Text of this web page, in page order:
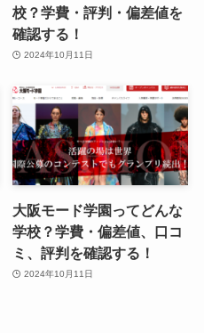
校？学費・評判・偏差値を
確認する！
2024年10月11日
大阪モード学園ってどんな
学校？学費・偏差値、口コ
ミ、評判を確認する！
2024年10月11日